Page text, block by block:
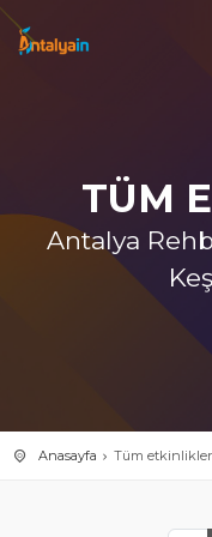
TÜM
Antalya
Anasayfa Tüm etkinlikler